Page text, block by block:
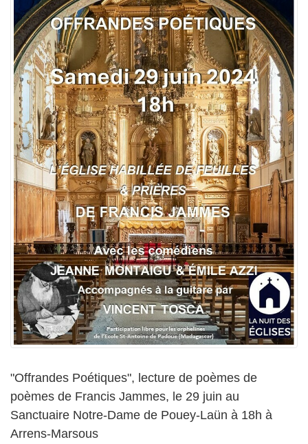
"Offrandes Poétiques", lecture de poèmes de
poèmes de Francis Jammes, le 29 juin au
Sanctuaire Notre-Dame de Pouey-Laün à 18h à
Arrens-Marsous